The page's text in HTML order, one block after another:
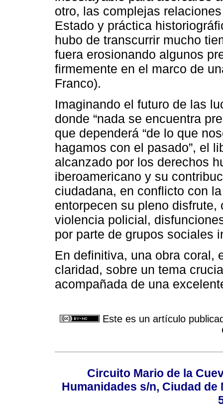
otro, las complejas
Estado y práctica
hubo de transcurrir mucho
fuera erosionando algunos
firmemente en el marco de
Franco).
Imaginando el futuro de las
donde “nada se encuentra
que dependerá “de lo que
hagamos con el pasado”, el
alcanzado por los derechos
iberoamericano y su
ciudadana, en conflicto con
entorpecen su pleno
violencia policial,
por parte de grupos sociales
En definitiva, una obra coral,
claridad, sobre un tema
acompañada de una
Este es un artículo
Circuito Mario de la
Humanidades s/n, Ciudad de